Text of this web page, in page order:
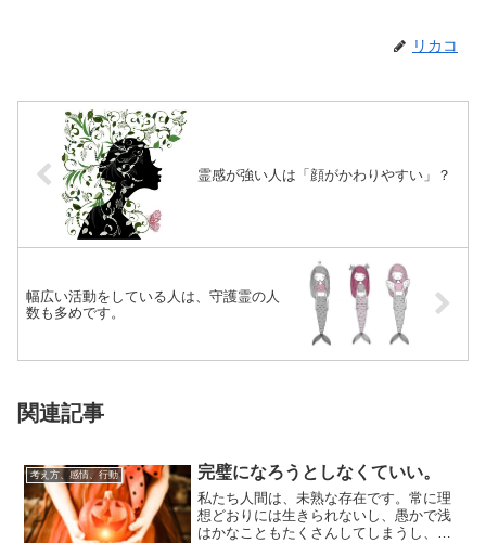
リカコ
霊感が強い人は「顔がかわりやすい」？
幅広い活動をしている人は、守護霊の人
数も多めです。
関連記事
考え方、感情、行動 完璧になろうとしなくていい。
私たち人間は、未熟な存在です。常に理
想どおりには生きられないし、愚かで浅
はかなこともたくさんしてしまうし、失